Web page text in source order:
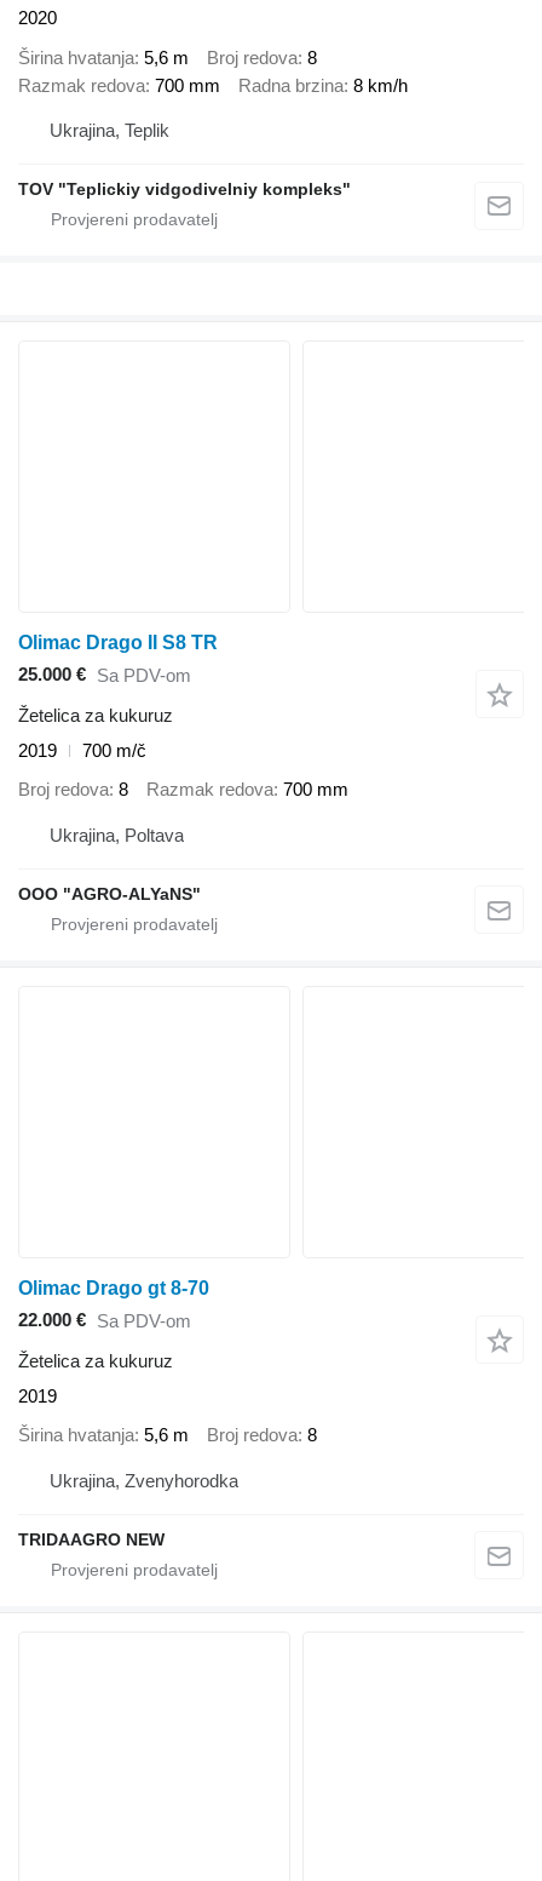
2020
Širina hvatanja 5,6 m Broj redova 8
Razmak redova 700 mm Radna brzina 8 km/h
Ukrajina, Teplik
TOV "Teplickiy vidgodivelniy kompleks"
Olimac Drago II S8 TR
25.000 € Sa PDV-om
Žetelica za kukuruz
2019
700 m/č
Broj redova 8 Razmak redova 700 mm
Ukrajina, Poltava
OOO "AGRO-ALYaNS"
Olimac Drago gt 8-70
22.000 € Sa PDV-om
Žetelica za kukuruz
2019
Širina hvatanja 5,6 m Broj redova 8
Ukrajina, Zvenyhorodka
TRIDAAGRO NEW